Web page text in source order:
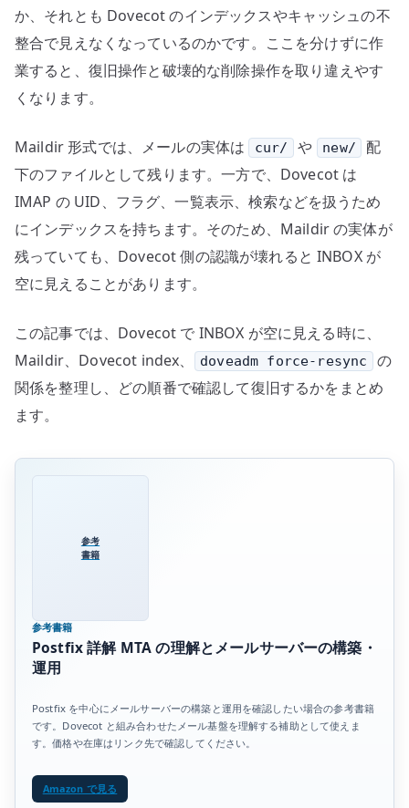
い
方
の
か、それとも Dovecot のインデックスやキャッシュの不
整合で見えなくなっているのかです。ここを分けずに作
業すると、復旧操作と破壊的な削除操作を取り違えやす
くなります。
Maildir 形式では、メールの実体は cur/ や new/
配
下のファイルとして残ります。一方で、Dovecot は
IMAP の UID、フラグ、一覧表示、検索などを扱うため
にインデックスを持ちます。そのため、Maildir の実体が
残っていても、Dovecot 側の認識が壊れると INBOX が
空に見えることがあります。
この記事では、Dovecot で INBOX が空に見える時に、
Maildir、Dovecot index、
doveadm force-resync
の
関係を整理し、どの順番で確認して復旧するかをまとめ
ます。
参考
書籍
参考書籍
Postfix 詳解 MTA の理解とメールサーバーの構築・
運用
Postfix を中心にメールサーバーの構築と運用を確認したい場合の参考書籍
です。Dovecot と組み合わせたメール基盤を理解する補助として使えま
す。価格や在庫はリンク先で確認してください。
Amazon で見る